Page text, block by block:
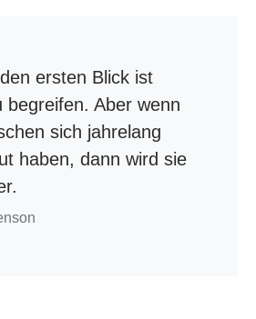
ersten Blick ist
begreifen. Aber wenn
sich jahrelang
haben, dann wird sie